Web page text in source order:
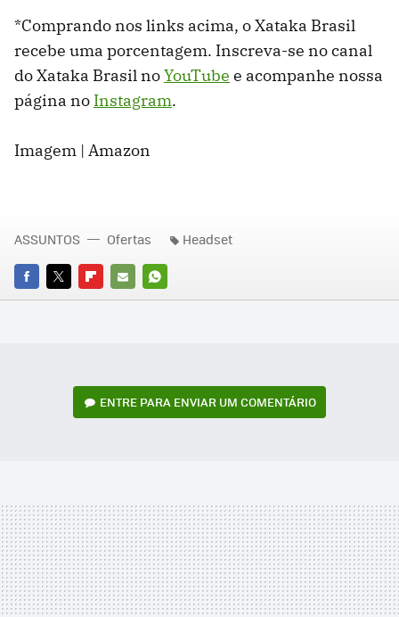
*Comprando nos links acima, o Xataka Brasil
recebe uma porcentagem. Inscreva-se no canal
do Xataka Brasil noYouTube e acompanhe nossa
página no Instagram.
Imagem | Amazon
FACEBOOK
TWITTERFLIPBOARD
E-
WHATSAPP
ASSUNTOS Ofertas Headset
ENTRE PARA ENVIAR UM COMENTÁRIO